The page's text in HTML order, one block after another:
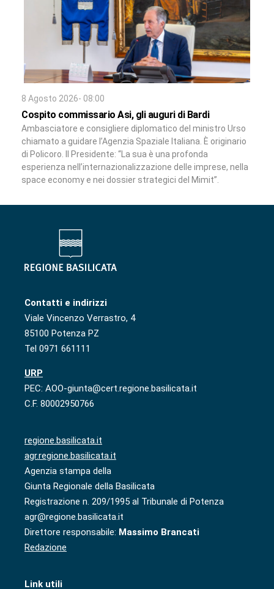
8 Agosto 2026- 08:00
Cospito commissario Asi, gli auguri di Bardi
Ambasciatore e consigliere diplomatico del ministro Urso
chiamato a guidare l’Agenzia Spaziale Italiana. È originario
di Policoro. Il Presidente: “La sua è una profonda
esperienza nell’internazionalizzazione delle imprese, nella
space economy e nei dossier strategici del Mimit”.
Contatti e indirizzi
Viale Vincenzo Verrastro, 4
85100 Potenza PZ
Tel 0971 661111
URP
PEC: AOO-giunta@cert.regione.basilicata.it
C.F. 80002950766
regione.basilicata.it
agr.regione.basilicata.it
Agenzia stampa della
Giunta Regionale della Basilicata
Registrazione n. 209/1995 al Tribunale di Potenza
agr@regione.basilicata.it
Direttore responsabile: Massimo Brancati
Redazione
Link utili